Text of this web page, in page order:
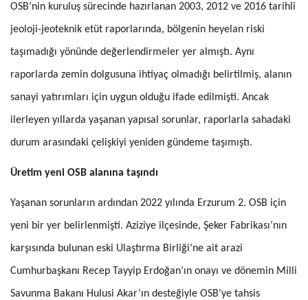
OSB’nin kuruluş sürecinde hazırlanan 2003, 2012 ve 2016 tarihli
jeoloji-jeoteknik etüt raporlarında, bölgenin heyelan riski
taşımadığı yönünde değerlendirmeler yer almıştı. Aynı
raporlarda zemin dolgusuna ihtiyaç olmadığı belirtilmiş, alanın
sanayi yatırımları için uygun olduğu ifade edilmişti. Ancak
ilerleyen yıllarda yaşanan yapısal sorunlar, raporlarl a sahadaki
durum arasındaki çelişkiyi yeniden gündeme taşımıştı.
Üretim yeni OSB alanına taşındı
Yaşanan sorunların ardından 2022 yılında Erzurum 2. OSB için
yeni bir yer belirlenmişti. Aziziye ilçesinde, Şeker Fabrikası’nın
karşısında bulunan eski Ulaştırma Birliği’ne ait arazi
Cumhurbaşkanı Recep Tayyip Erdoğan’ın onayı ve dönemin Milli
Savunma Bakanı Hulusi Akar’ın desteğiyle OSB’ye tahsis